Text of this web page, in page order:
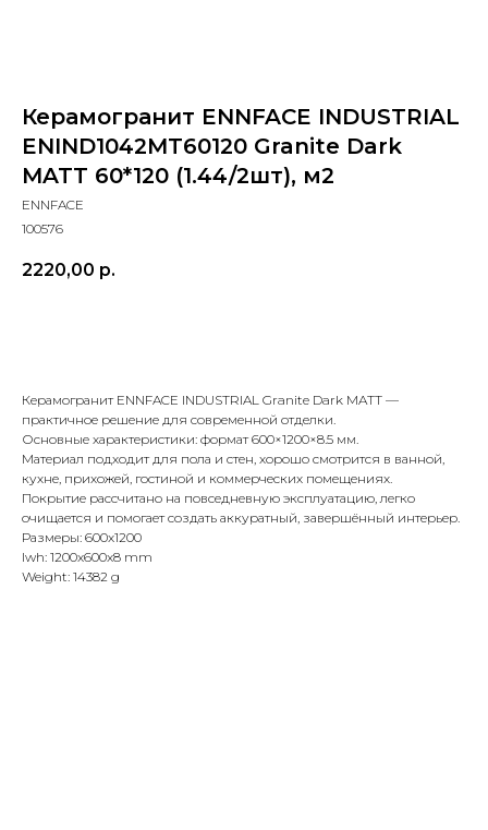
Керамогранит ENNFACE INDUSTRIAL
ENIND1042MT60120 Granite Dark
MATT 60*120 (1.44/2шт), м2
ENNFACE
100576
2220,00 р.
Керамогранит ENNFACE INDUSTRIAL Granite Dark MATT —
практичное решение для современной отделки.
Основные характеристики: формат 600×1200×8.5 мм.
Материал подходит для пола и стен, хорошо смотрится в ванной,
кухне, прихожей, гостиной и коммерческих помещениях.
Покрытие рассчитано на повседневную эксплуатацию, легко
очищается и помогает создать аккуратный, завершённый интерьер.
Размеры: 600x1200
lwh: 1200x600x8 mm
Weight: 14382 g